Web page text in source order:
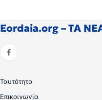
Eordaia.org – ΤΑ
Ταυτότητα
Επικοινωνία